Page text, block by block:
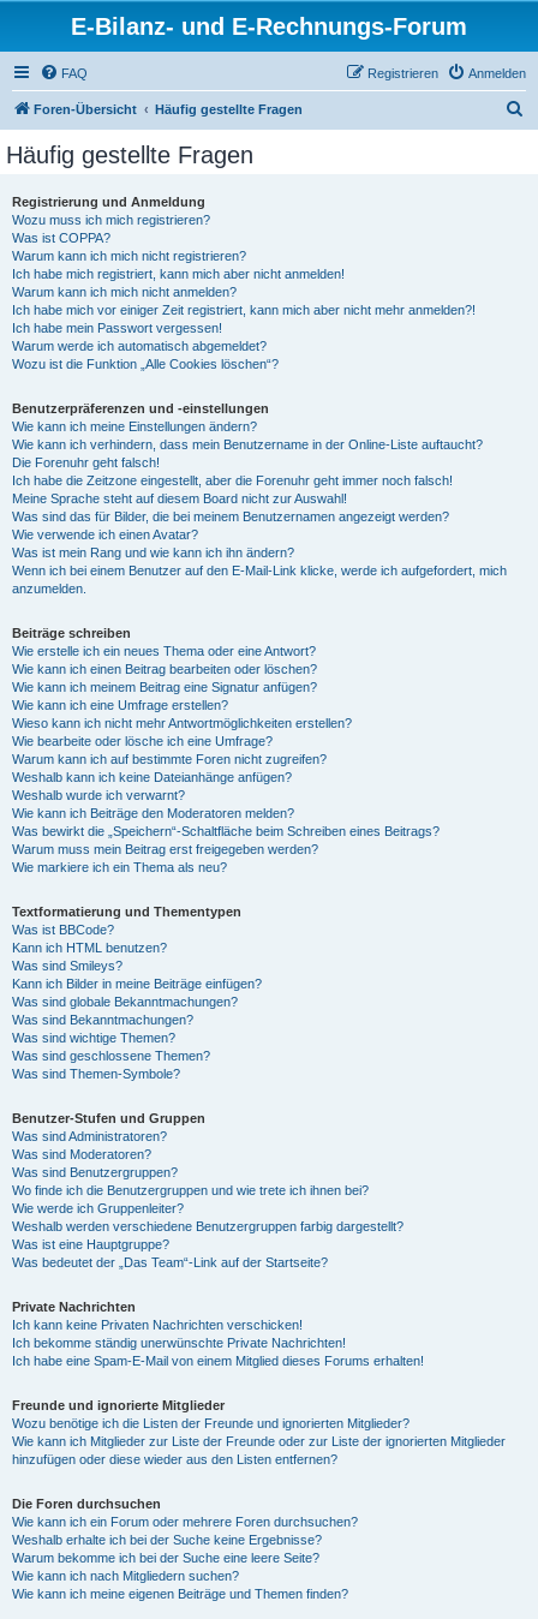
E-Bilanz- und E-Rechnungs-Forum
FAQ Anmelden
Registrieren
Foren-Übersicht Häufig gestellte Fragen
Häufig gestellte Fragen
Registrierung und Anmeldung
Wozu muss ich mich registrieren?
Was ist COPPA?
Warum kann ich mich nicht registrieren?
Ich habe mich registriert, kann mich aber nicht anmelden!
Warum kann ich mich nicht anmelden?
Ich habe mich vor einiger Zeit registriert, kann mich aber nicht mehr anmelden?!
Ich habe mein Passwort vergessen!
Warum werde ich automatisch abgemeldet?
Wozu ist die Funktion „Alle Cookies löschen“?
Benutzerpräferenzen und -einstellungen
Wie kann ich meine Einstellungen ändern?
Wie kann ich verhindern, dass mein Benutzername in der Online-Liste auftaucht?
Die Forenuhr geht falsch!
Ich habe die Zeitzone eingestellt, aber die Forenuhr geht immer noch falsch!
Meine Sprache steht auf diesem Board nicht zur Auswahl!
Was sind das für Bilder, die bei meinem Benutzernamen angezeigt werden?
Wie verwende ich einen Avatar?
Was ist mein Rang und wie kann ich ihn ändern?
Wenn ich bei einem Benutzer auf den E-Mail-Link klicke, werde ich aufgefordert, mich
anzumelden.
Beiträge schreiben
Wie erstelle ich ein neues Thema oder eine Antwort?
Wie kann ich einen Beitrag bearbeiten oder löschen?
Wie kann ich meinem Beitrag eine Signatur anfügen?
Wie kann ich eine Umfrage erstellen?
Wieso kann ich nicht mehr Antwortmöglichkeiten erstellen?
Wie bearbeite oder lösche ich eine Umfrage?
Warum kann ich auf bestimmte Foren nicht zugreifen?
Weshalb kann ich keine Dateianhänge anfügen?
Weshalb wurde ich verwarnt?
Wie kann ich Beiträge den Moderatoren melden?
Was bewirkt die „Speichern“-Schaltfläche beim Schreiben eines Beitrags?
Warum muss mein Beitrag erst freigegeben werden?
Wie markiere ich ein Thema als neu?
Textformatierung und Thementypen
Was ist BBCode?
Kann ich HTML benutzen?
Was sind Smileys?
Kann ich Bilder in meine Beiträge einfügen?
Was sind globale Bekanntmachungen?
Was sind Bekanntmachungen?
Was sind wichtige Themen?
Was sind geschlossene Themen?
Was sind Themen-Symbole?
Benutzer-Stufen und Gruppen
Was sind Administratoren?
Was sind Moderatoren?
Was sind Benutzergruppen?
Wo finde ich die Benutzergruppen und wie trete ich ihnen bei?
Wie werde ich Gruppenleiter?
Weshalb werden verschiedene Benutzergruppen farbig dargestellt?
Was ist eine Hauptgruppe?
Was bedeutet der „Das Team“-Link auf der Startseite?
Private Nachrichten
Ich kann keine Privaten Nachrichten verschicken!
Ich bekomme ständig unerwünschte Private Nachrichten!
Ich habe eine Spam-E-Mail von einem Mitglied dieses Forums erhalten!
Freunde und ignorierte Mitglieder
Wozu benötige ich die Listen der Freunde und ignorierten Mitglieder?
Wie kann ich Mitglieder zur Liste der Freunde oder zur Liste der ignorierten Mitglieder
hinzufügen oder diese wieder aus den Listen entfernen?
Die Foren durchsuchen
Wie kann ich ein Forum oder mehrere Foren durchsuchen?
Weshalb erhalte ich bei der Suche keine Ergebnisse?
Warum bekomme ich bei der Suche eine leere Seite?
Wie kann ich nach Mitgliedern suchen?
Wie kann ich meine eigenen Beiträge und Themen finden?